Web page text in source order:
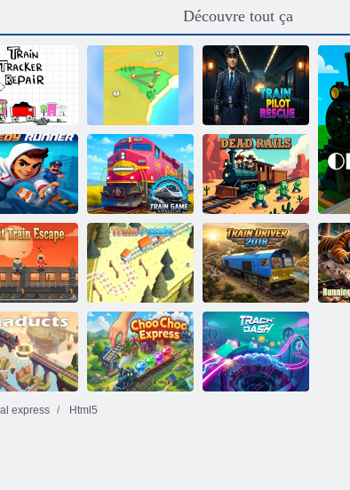
Découvre tout ça
de
track tracker
Train Empire
Connect
Railroad
Sauvetage des
pilotes de train
rapide
Simulateur de
jeu de train
Rails morts
évasion
du train
Casse-tête de
train
Conducteur de
train 2018
express Html5